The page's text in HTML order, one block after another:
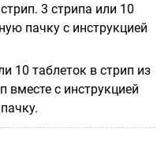
3 стрипа или 10
пачку с инструкцией
10 таблеток в стрип из
вместе с инструкцией